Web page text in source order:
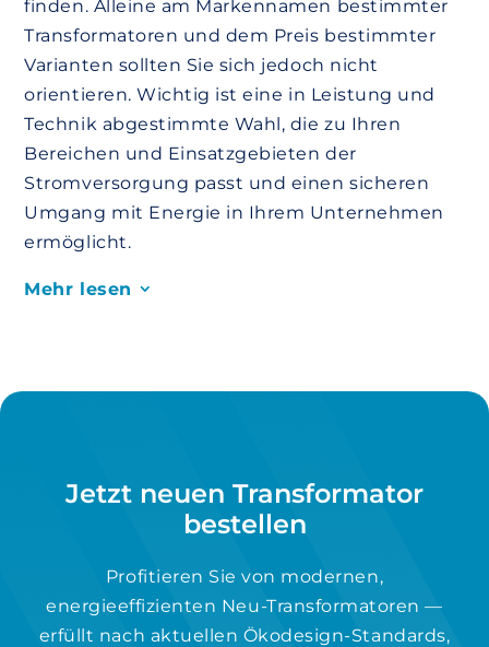
finden. Alleine am Markennamen bestimmter
Transformatoren und dem Preis bestimmter
Varianten sollten Sie sich jedoch nicht
orientieren. Wichtig ist eine in Leistung und
Technik abgestimmte Wahl, die zu Ihren
Bereichen und Einsatzgebieten der
Stromversorgung passt und einen sicheren
Umgang mit Energie in Ihrem Unternehmen
ermöglicht.
Mehr lesen
Jetzt neuen Transformator
bestellen
Profitieren Sie von modernen,
energieeffizienten Neu-Transformatoren —
erfüllt nach aktuellen Ökodesign-Standards,